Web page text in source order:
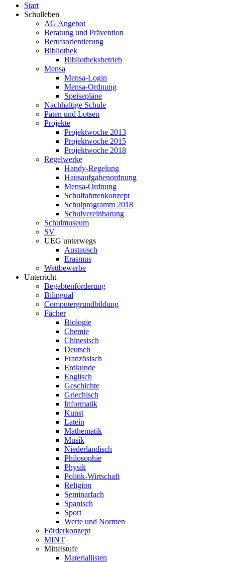
Start
Schulleben
AG Angebot
Beratung und Prävention
Berufsorientierung
Bibliothek
Bibliotheksbetrieb
Mensa
Mensa-Login
Mensa-Ordnung
Speisepläne
Nachhaltige Schule
Paten und Lotsen
Projekte
Projektwoche 2013
Projektwoche 2015
Projektwoche 2018
Regelwerke
Handy-Regelung
Hausaufgabenordnung
Mensa-Ordnung
Schulfahrtenkonzept
Schulprogramm 2018
Schulvereinbarung
Schulmuseum
SV
UEG unterwegs
Austausch
Erasmus
Wettbewerbe
Unterricht
Begabtenförderung
Bilingual
Computergrundbildung
Fächer
Biologie
Chemie
Chinesisch
Deutsch
Französisch
Erdkunde
Englisch
Geschichte
Griechisch
Informatik
Kunst
Latein
Mathematik
Musik
Niederländisch
Philosophie
Physik
Politik-Wirtschaft
Religion
Seminarfach
Spanisch
Sport
Werte und Normen
Förderkonzept
MINT
Mittelstufe
Materiallisten